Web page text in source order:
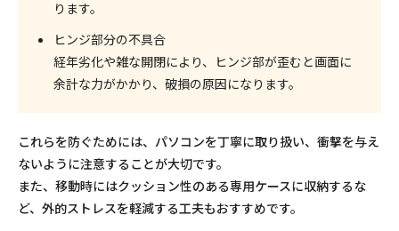
ります。
ヒンジ部分の不具合
経年劣化や雑な開閉により、ヒンジ部が歪むと画面に
余計な力がかかり、破損の原因になります。
これらを防ぐためには、パソコンを丁寧に取り扱い、衝撃を与え
ないように注意することが大切です。
また、移動時にはクッション性のある専用ケースに収納するな
ど、外的ストレスを軽減する工夫もおすすめです。